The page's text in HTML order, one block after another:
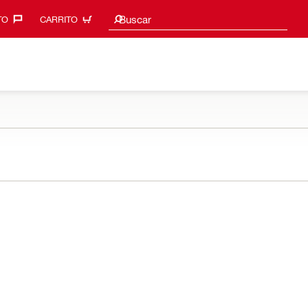
CARRITO Buscar
Sugerencias de búsqueda